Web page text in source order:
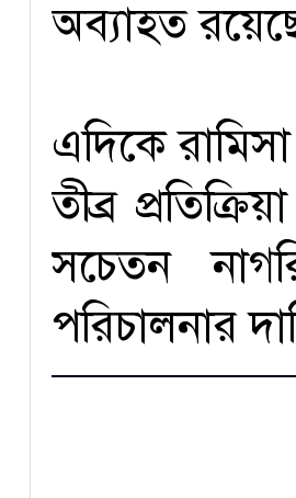
অব্যাহত
এদিকে
তীব্র
সচেতন
পরিচালনার